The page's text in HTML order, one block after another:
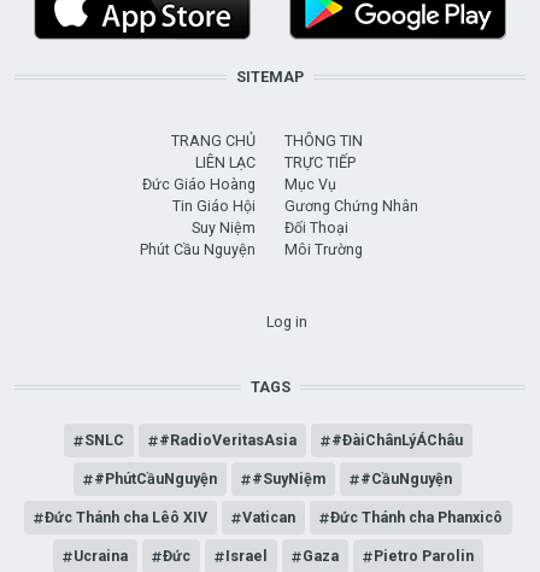
SITEMAP
TRANG CHỦ
LIÊN LẠC
Đức Giáo Hoàng
Tin Giáo Hội
Suy Niệm
Phút Cầu Nguyện
THÔNG TIN
TRỰC TIẾP
Mục Vụ
Gương Chứng Nhân
Đối Thoại
Môi Trường
Log in
TAGS
SNLC #RadioVeritasAsia #ĐàiChânLýÁChâu
#PhútCầuNguyện #SuyNiệm #CầuNguyện
Đức Thánh cha Lêô XIV Vatican Đức Thánh cha Phanxicô
Ucraina Đức Israel Gaza Pietro Parolin